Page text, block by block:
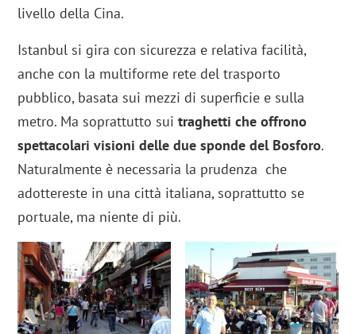
livello della Cina.
Istanbul si gira con sicurezza e relativa facilità,
anche con la multiforme rete del trasporto
pubblico, basata sui mezzi di superficie e sulla
metro. Ma soprattutto suitraghetti che offrono
spettacolari visioni delle due sponde del Bosforo.
Naturalmente è necessaria la prudenza che
adottereste in una città italiana, soprattutto se
portuale, ma niente di più.